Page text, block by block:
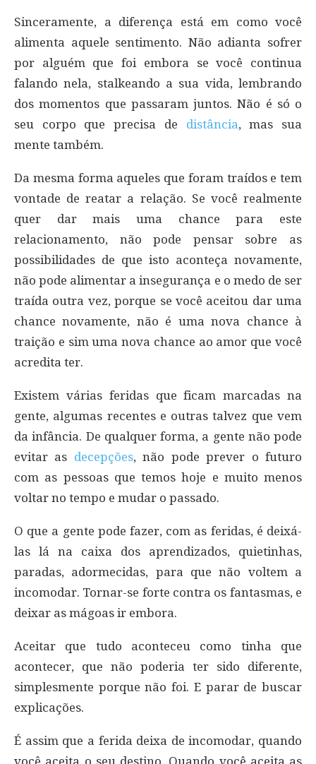
Sinceramente, a diferença está em como você
alimenta aquele sentimento. Não adianta sofrer
por alguém que foi embora se você continua
falando nela, stalkeando a sua vida, lembrando
dos momentos que passaram juntos. Não é só o
seu corpo que precisa de distância, mas sua
mente também.
Da mesma forma aqueles que foram traídos e tem
vontade de reatar a relação. Se você realmente
quer dar mais uma chance para este
relacionamento, não pode pensar sobre as
possibilidades de que isto aconteça novamente,
não pode alimentar a insegurança e o medo de ser
traída outra vez, porque se você aceitou dar uma
chance novamente, não é uma nova chance à
traição e sim uma nova chance ao amor que você
acredita ter.
Existem várias feridas que ficam marcadas na
gente, algumas recentes e outras talvez que vem
da infância. De qualquer forma, a gente não pode
evitar as decepções, não pode prever o futuro
com as pessoas que temos hoje e muito menos
voltar no tempo e mudar o passado.
O que a gente pode fazer, com as feridas, é deixá-
las lá na caixa dos aprendizados, quietinhas,
paradas, adormecidas, para que não voltem a
incomodar. Tornar-se forte contra os fantasmas, e
deixar as mágoas ir embora.
Aceitar que tudo aconteceu como tinha que
acontecer, que não poderia ter sido diferente,
simplesmente porque não foi. E parar de buscar
explicações.
É assim que a ferida deixa de incomodar, quando